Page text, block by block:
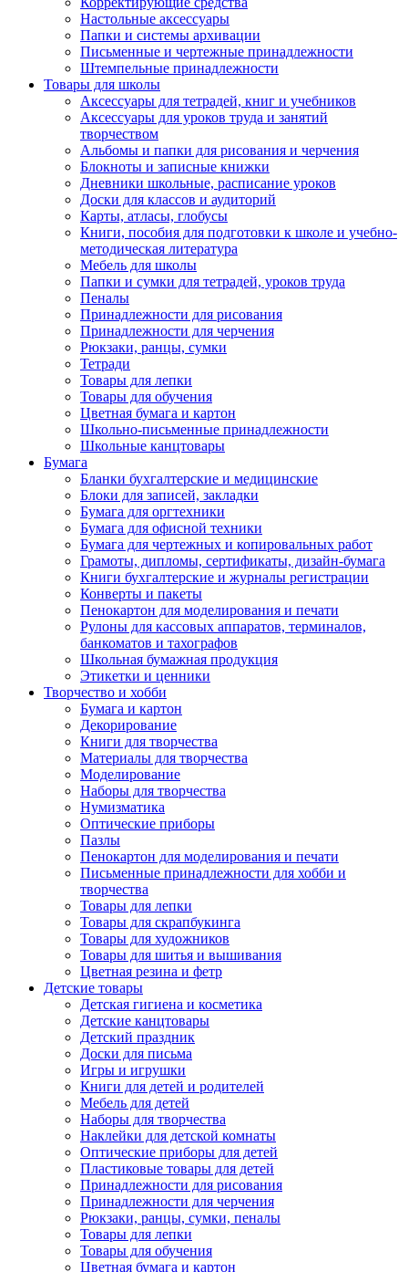
Настольные аксессуары
Папки и системы архивации
Письменные и чертежные принадлежности
Штемпельные принадлежности
Товары для школы
Аксессуары для тетрадей, книг и учебников
Аксессуары для уроков труда и занятий
творчеством
Альбомы и папки для рисования и черчения
Блокноты и записные книжки
Дневники школьные, расписание уроков
Доски для классов и аудиторий
Карты, атласы, глобусы
Книги, пособия для подготовки к школе и учебно-
методическая литература
Мебель для школы
Папки и сумки для тетрадей, уроков труда
Пеналы
Принадлежности для рисования
Принадлежности для черчения
Рюкзаки, ранцы, сумки
Тетради
Товары для лепки
Товары для обучения
Цветная бумага и картон
Школьно-письменные принадлежности
Школьные канцтовары
Бумага
Бланки бухгалтерские и медицинские
Блоки для записей, закладки
Бумага для оргтехники
Бумага для офисной техники
Бумага для чертежных и копировальных работ
Грамоты, дипломы, сертификаты, дизайн-бумага
Книги бухгалтерские и журналы регистрации
Конверты и пакеты
Пенокартон для моделирования и печати
Рулоны для кассовых аппаратов, терминалов,
банкоматов и тахографов
Школьная бумажная продукция
Этикетки и ценники
Творчество и хобби
Бумага и картон
Декорирование
Книги для творчества
Материалы для творчества
Моделирование
Наборы для творчества
Нумизматика
Оптические приборы
Пазлы
Пенокартон для моделирования и печати
Письменные принадлежности для хобби и
творчества
Товары для лепки
Товары для скрапбукинга
Товары для художников
Товары для шитья и вышивания
Цветная резина и фетр
Детские товары
Детская гигиена и косметика
Детские канцтовары
Детский праздник
Доски для письма
Игры и игрушки
Книги для детей и родителей
Мебель для детей
Наборы для творчества
Наклейки для детской комнаты
Оптические приборы для детей
Пластиковые товары для детей
Принадлежности для рисования
Принадлежности для черчения
Рюкзаки, ранцы, сумки, пеналы
Товары для лепки
Товары для обучения
Цветная бумага и картон